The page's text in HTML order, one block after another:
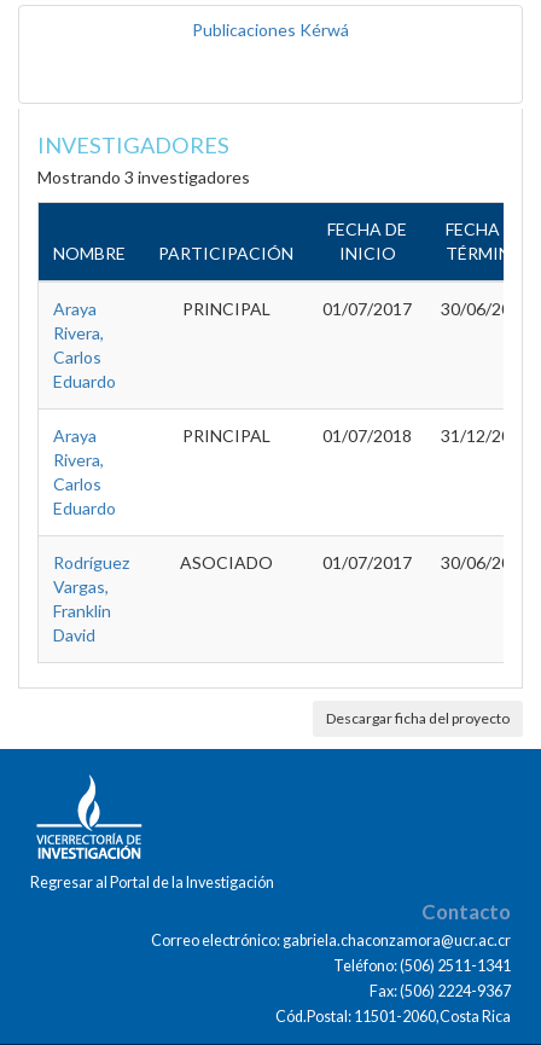
Publicaciones Kérwá
INVESTIGADORES
Mostrando 3 investigadores
NOMBRE PARTICIPACIÓN
FECHA DE
INICIO
FECHA DE
TÉRMINO
Araya
Rivera,
Carlos
Eduardo
PRINCIPAL 01/07/2017 30/06/2018
Araya
Rivera,
Carlos
Eduardo
PRINCIPAL 01/07/2018 31/12/2019
Rodríguez
Vargas,
Franklin
David
ASOCIADO 01/07/2017 30/06/2018
Descargar ficha del proyecto
Regresar al Portal de la Investigación
Contacto
Correo electrónico: gabriela.chaconzamora@ucr.ac.cr
Teléfono: (506) 2511-1341
Fax: (506) 2224-9367
Cód.Postal: 11501-2060,Costa Rica